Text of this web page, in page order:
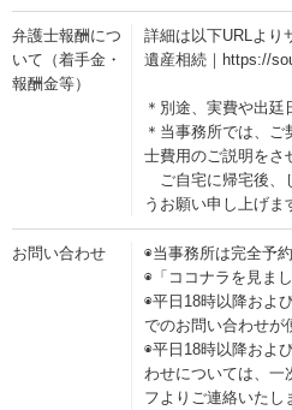
弁護士報酬につ
いて（着手金・
報酬金等）
詳細は以下URLより
遺産相続｜https://
＊別途、実費や出廷
＊当事務所では、
士費用のご説明をさ
ご自宅に帰宅後、
うお願い申し上げま
お問い合わせ
◉当事務所は完全予約
◉「ココナラを見ま
◉平日18時以降およ
でのお問い合わせが
◉平日18時以降およ
わせについては、一
フよりご連絡いたし